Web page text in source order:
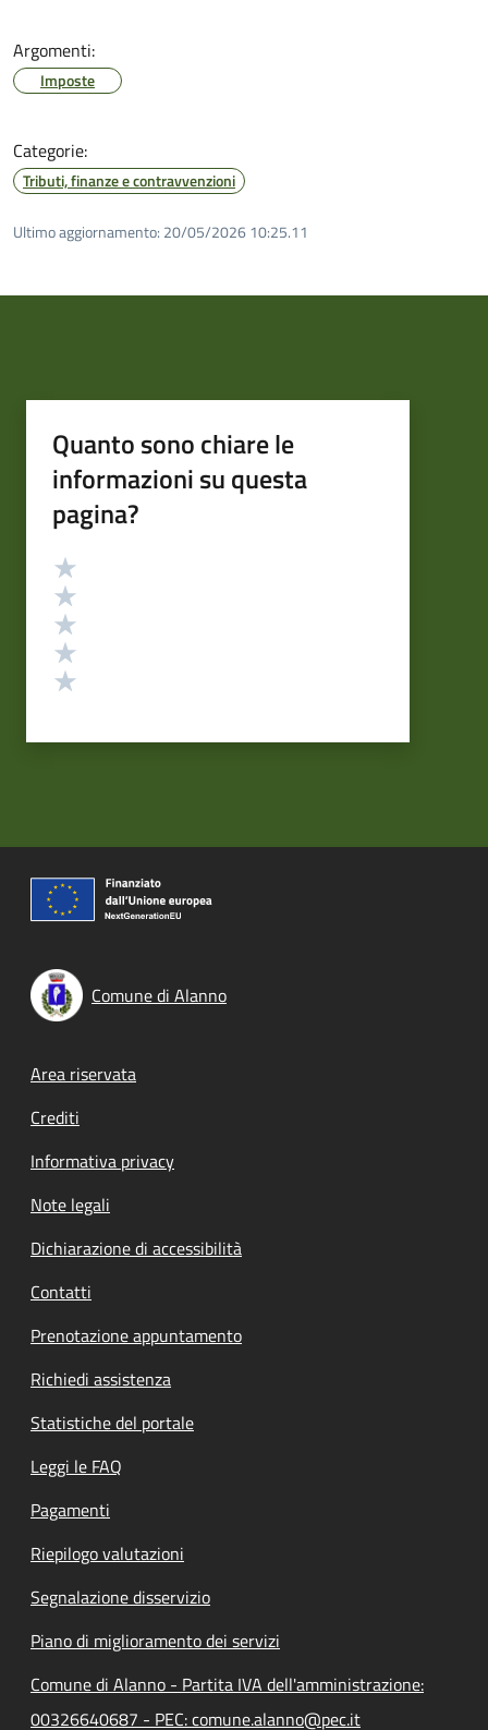
Argomenti:
Imposte
Categorie:
Tributi, finanze e contravvenzioni
Ultimo aggiornamento: 20/05/2026 10:25.11
Quanto sono chiare le
informazioni su questa
pagina?
Valutazione
Comune di Alanno
Footer menu
Area riservata
Crediti
Informativa privacy
Note legali
Dichiarazione di accessibilità
Contatti
Prenotazione appuntamento
Richiedi assistenza
Statistiche del portale
Leggi le FAQ
Pagamenti
Riepilogo valutazioni
Segnalazione disservizio
Piano di miglioramento dei servizi
Comune di Alanno - Partita IVA dell'amministrazione:
00326640687 - PEC: comune.alanno@pec.it